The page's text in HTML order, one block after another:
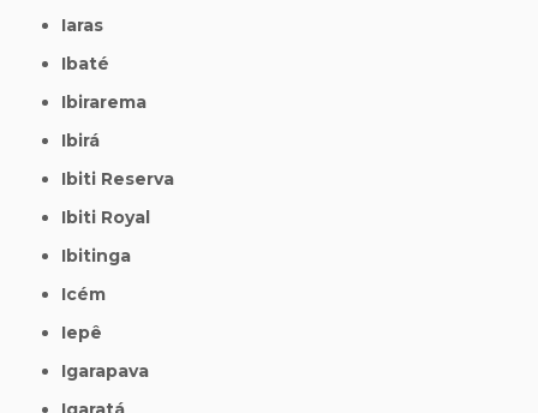
Iaras
Ibaté
Ibirarema
Ibirá
Ibiti Reserva
Ibiti Royal
Ibitinga
Icém
Iepê
Igarapava